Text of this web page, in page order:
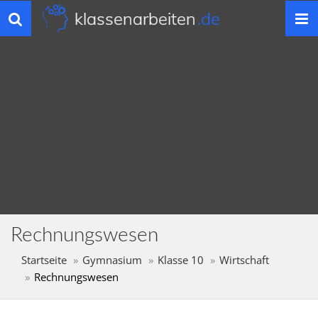
Toggle
navigation
klassenarbeiten.de
Rechnungswesen
Startseite Gymnasium Klasse 10
Wirtschaft
Rechnungswesen